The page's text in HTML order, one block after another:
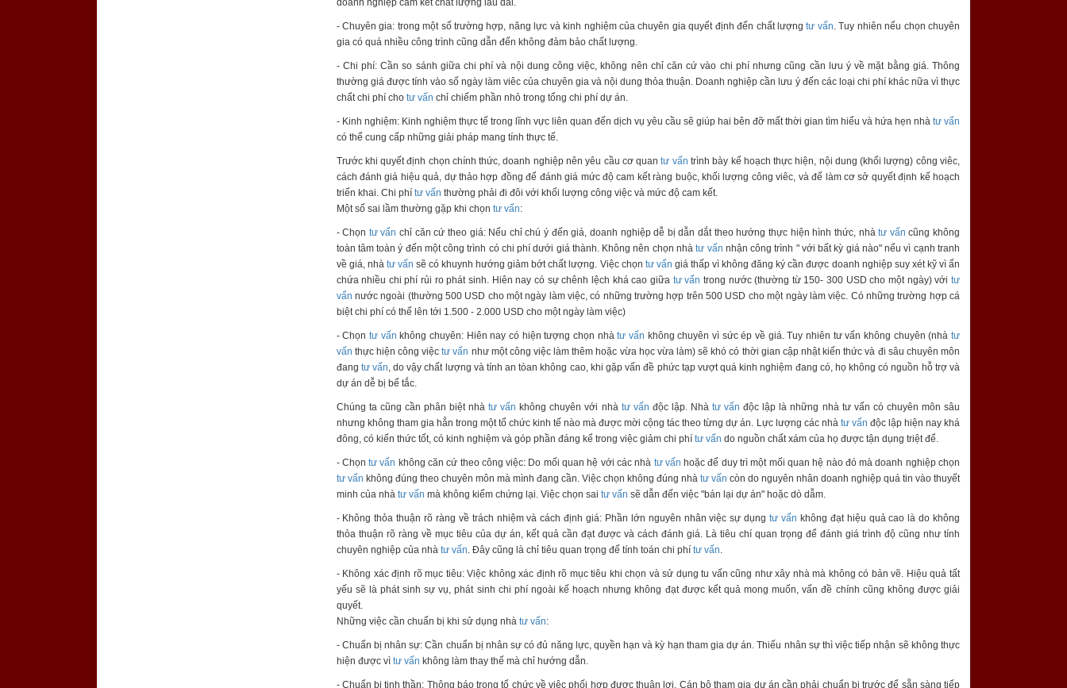
doanh nghiệp cam kết chất lượng lâu dài.
- Chuyên gia: trong một số trường hợp, năng lực và kinh nghiệm của chuyên gia quyết định đến chất lượngtư vấn. Tuy nhiên nếu chọn chuyên
gia có quá nhiều công trình cũng dẫn đến không đảm bảo chất lượng.
- Chi phí: Cần so sánh giữa chi phí và nội dung công việc, không nên chỉ căn cứ vào chi phí nhưng cũng cần lưu ý về mặt bằng giá. Thông
thường giá được tính vào số ngày làm viêc của chuyên gia và nội dung thỏa thuận. Doanh nghiệp cần lưu ý đến các loại chi phí khác nữa vì thực
chất chi phí cho tư vấn chỉ chiếm phần nhỏ trong tổng chi phí dự án.
- Kinh nghiệm: Kinh nghiệm thực tế trong lĩnh vực liên quan đến dịch vụ yêu cầu sẽ giúp hai bên đỡ mất thời gian tìm hiểu và hứa hẹn nhà tư vấn
có thể cung cấp những giải pháp mang tính thực tế.
Trước khi quyết định chọn chính thức, doanh nghiệp nên yêu cầu cơ quantư vấn trình bày kế hoạch thực hiện, nội dung (khối lượng) công viêc,
cách đánh giá hiệu quả, dự thảo hợp đồng để đánh giá mức độ cam kết ràng buộc, khối lượng công viêc, và để làm cơ sở quyết định kế hoạch
triển khai. Chi phí tư vấn thường phải đi đôi với khối lượng công việc và mức độ cam kết.
Một số sai lầm thường gặp khi chọn tư vấn:
- Chọn tư vấn chỉ căn cứ theo giá: Nếu chỉ chú ý đến giá, doanh nghiệp dễ bị dẫn dắt theo hướng thực hiện hình thức, nhàtư vấn cũng không
toàn tâm toàn ý đến một công trình có chi phí dưới giá thành. Không nên chọn nhàtư vấn nhận công trình " với bất kỳ giá nào" nếu vì cạnh tranh
về giá, nhà tư vấn sẽ có khuynh hướng giảm bớt chất lượng. Việc chọn tư vấn giá thấp vì không đăng ký cần được doanh nghiệp suy xét kỹ vì ẩn
chứa nhiều chi phí rủi ro phát sinh. Hiên nay có sự chênh lệch khá cao giữa tư vấn trong nước (thường từ 150- 300 USD cho một ngày) vớitư
vấn nước ngoài (thường 500 USD cho một ngày làm việc, có những trường hợp trên 500 USD cho một ngày làm việc. Có những trường hợp cá
biệt chi phí có thể lên tới 1.500 - 2.000 USD cho một ngày làm việc)
- Chọn tư vấn không chuyên: Hiên nay có hiện tượng chọn nhàtư vấn không chuyên vì sức ép về giá. Tuy nhiên tư vấn không chuyên (nhàtư
vấn thực hiện công việctư vấn như một công việc làm thêm hoặc vừa học vừa làm) sẽ khó có thời gian cập nhật kiến thức và đi sâu chuyên môn
đang tư vấn, do vậy chất lượng và tính an tòan không cao, khi gặp vấn đề phức tạp vượt quá kinh nghiệm đang có, họ không có nguồn hỗ trợ và
dự án dễ bị bế tắc.
Chúng ta cũng cần phân biệt nhàtư vấn không chuyên với nhà tư vấn độc lập. Nhàtư vấn độc lập là những nhà tư vấn có chuyên môn sâu
nhưng không tham gia hẳn trong một tổ chức kinh tế nào mà được mời cộng tác theo từng dự án. Lực lượng các nhà tư vấn độc lập hiện nay khá
đông, có kiến thức tốt, có kinh nghiệm và góp phần đáng kể trong việc giảm chi phí tư vấn do nguồn chất xám của họ được tận dụng triệt để.
- Chọntư vấn không căn cứ theo công việc: Do mối quan hệ với các nhà tư vấn hoặc để duy trì một mối quan hệ nào đó mà doanh nghiệp chọn
tư vấn không đúng theo chuyên môn mà mình đang cần. Việc chọn không đúng nhà tư vấn còn do nguyên nhân doanh nghiệp quá tin vào thuyết
minh của nhà tư vấn mà không kiểm chứng lại. Việc chọn sai tư vấn sẽ dẫn đến việc "bán lại dự án" hoặc dò dẫm.
- Không thỏa thuận rõ ràng về trách nhiệm và cách định giá: Phần lớn nguyên nhân việc sự dụngtư vấn không đạt hiệu quả cao là do không
thỏa thuận rõ ràng về mục tiêu của dự án, kết quả cần đạt được và cách đánh giá. Là tiêu chí quan trọng để đánh giá trình độ cũng như tính
chuyên nghiệp của nhà tư vấn. Đây cũng là chỉ tiêu quan trọng để tính toán chi phí tư vấn.
- Không xác định rõ mục tiêu: Việc không xác định rõ mục tiêu khi chọn và sử dụng tu vấn cũng như xây nhà mà không có bản vẽ. Hiệu quả tất
yếu sẽ là phát sinh sự vụ, phát sinh chi phí ngoài kế hoạch nhưng không đạt được kết quả mong muốn, vấn đề chính cũng không được giải
quyết.
Những việc cần chuẩn bị khi sử dụng nhà tư vấn:
- Chuẩn bị nhân sự: Cần chuẩn bị nhân sự có đủ năng lực, quyền hạn và kỳ hạn tham gia dự án. Thiếu nhân sự thì việc tiếp nhận sẽ không thực
hiện được vì tư vấn không làm thay thế mà chỉ hướng dẫn.
- Chuẩn bị tinh thần: Thông báo trong tổ chức về việc phối hợp được thuận lợi. Cán bộ tham gia dự án cần phải chuẩn bị trước để sẵn sàng tiếp